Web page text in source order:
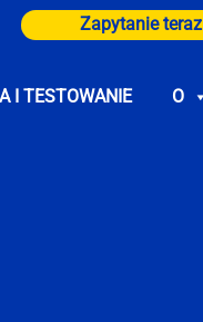
Zapytanie teraz
I TESTOWANIE O